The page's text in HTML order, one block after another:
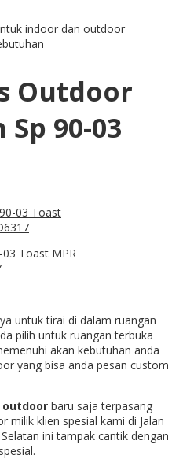
indoor dan outdoor
Outdoor
90-03
03 Toast MPR
untuk tirai di dalam ruangan
pilih untuk ruangan terbuka
akan kebutuhan anda
yang bisa anda pesan custom
outdoor baru saja terpasang
milik klien spesial kami di Jalan
ini tampak cantik dengan